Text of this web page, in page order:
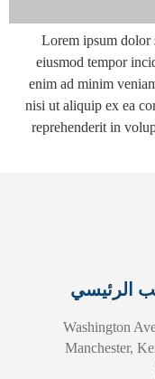
Lorem ipsum dolor
eiusmod tempor
enim ad minim
nisi ut aliquip ex ea
reprehenderit in
الرئيسي
4517 Washington
Manchester,